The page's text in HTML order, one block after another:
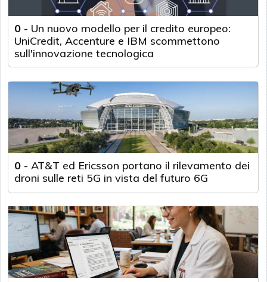
0 - Un nuovo modello per il credito europeo:
UniCredit, Accenture e IBM scommettono
sull'innovazione tecnologica
0 - AT&T ed Ericsson portano il rilevamento dei
droni sulle reti 5G in vista del futuro 6G